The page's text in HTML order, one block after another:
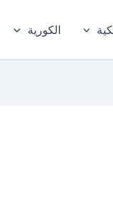
الكورية